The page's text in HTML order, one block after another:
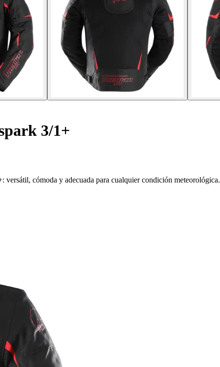
3/1+
cómoda y adecuada para cualquier condición meteorológica.